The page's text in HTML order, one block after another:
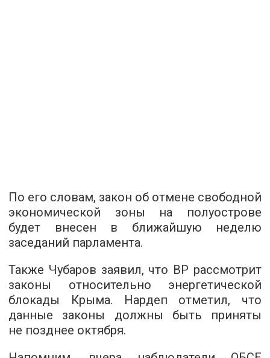
По его словам, закон об отмене свободной
экономической зоны на полуострове
будет внесен в ближайшую неделю
заседаний парламента.
Также Чубаров заявил, что ВР рассмотрит
законы относительно энергетической
блокады Крыма. Нардеп отметил, что
данные законы должны быть приняты
не позднее октября.